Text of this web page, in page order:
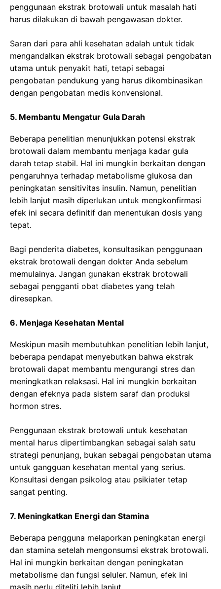
penggunaan ekstrak brotowali untuk masalah hati
harus dilakukan di bawah pengawasan dokter.
Saran dari para ahli kesehatan adalah untuk tidak
mengandalkan ekstrak brotowali sebagai pengobatan
utama untuk penyakit hati, tetapi sebagai
pengobatan pendukung yang harus dikombinasikan
dengan pengobatan medis konvensional.
5. Membantu Mengatur Gula Darah
Beberapa penelitian menunjukkan potensi ekstrak
brotowali dalam membantu menjaga kadar gula
darah tetap stabil. Hal ini mungkin berkaitan dengan
pengaruhnya terhadap metabolisme glukosa dan
peningkatan sensitivitas insulin. Namun, penelitian
lebih lanjut masih diperlukan untuk mengkonfirmasi
efek ini secara definitif dan menentukan dosis yang
tepat.
Bagi penderita diabetes, konsultasikan penggunaan
ekstrak brotowali dengan dokter Anda sebelum
memulainya. Jangan gunakan ekstrak brotowali
sebagai pengganti obat diabetes yang telah
diresepkan.
6. Menjaga Kesehatan Mental
Meskipun masih membutuhkan penelitian lebih lanjut,
beberapa pendapat menyebutkan bahwa ekstrak
brotowali dapat membantu mengurangi stres dan
meningkatkan relaksasi. Hal ini mungkin berkaitan
dengan efeknya pada sistem saraf dan produksi
hormon stres.
Penggunaan ekstrak brotowali untuk kesehatan
mental harus dipertimbangkan sebagai salah satu
strategi penunjang, bukan sebagai pengobatan utama
untuk gangguan kesehatan mental yang serius.
Konsultasi dengan psikolog atau psikiater tetap
sangat penting.
7. Meningkatkan Energi dan Stamina
Beberapa pengguna melaporkan peningkatan energi
dan stamina setelah mengonsumsi ekstrak brotowali.
Hal ini mungkin berkaitan dengan peningkatan
metabolisme dan fungsi seluler. Namun, efek ini
masih perlu diteliti lebih lanjut.